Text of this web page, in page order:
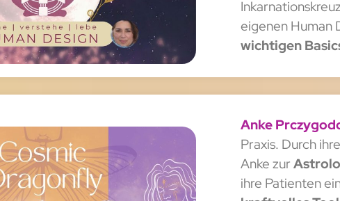
eigenen Human
wichtigen
Anke
Praxis. Durch
Anke zur
ihre Patienten